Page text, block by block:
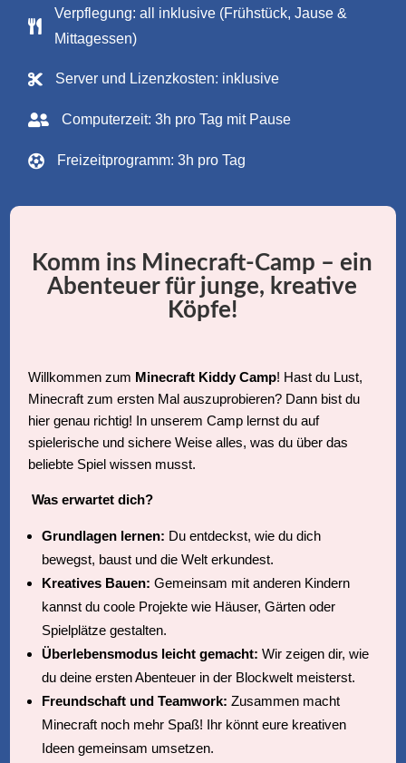

Verpflegung: all inklusive (Frühstück, Jause &
Mittagessen)
 Server und Lizenzkosten: inklusive
 Computerzeit: 3h pro Tag mit Pause
 Freizeitprogramm: 3h pro Tag
Komm ins Minecraft-Camp – ein
Abenteuer für junge, kreative
Köpfe!
Willkommen zum Minecraft Kiddy Camp! Hast du Lust,
Minecraft zum ersten Mal auszuprobieren? Dann bist du
hier genau richtig! In unserem Camp lernst du auf
spielerische und sichere Weise alles, was du über das
beliebte Spiel wissen musst.
Was erwartet dich?
Grundlagen lernen: Du entdeckst, wie du dich
bewegst, baust und die Welt erkundest.
Kreatives Bauen: Gemeinsam mit anderen Kindern
kannst du coole Projekte wie Häuser, Gärten oder
Spielplätze gestalten.
Überlebensmodus leicht gemacht: Wir zeigen dir, wie
du deine ersten Abenteuer in der Blockwelt meisterst.
Freundschaft und Teamwork: Zusammen macht
Minecraft noch mehr Spaß! Ihr könnt eure kreativen
Ideen gemeinsam umsetzen.